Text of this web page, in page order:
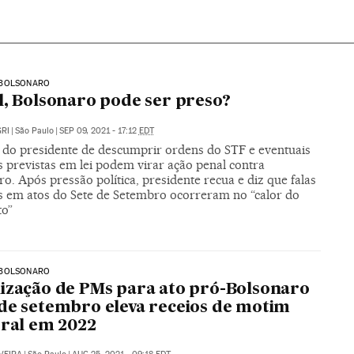
Bolsonaro pode ser preso?
São Paulo SEP 09, 2021 - 17:12 EDT
presidente de descumprir ordens do STF e eventuais
previstas em lei podem virar ação penal contra
Após pressão política, presidente recua e diz que falas
em atos do Sete de Setembro ocorreram no “calor do
de PMs para ato pró-Bolsonaro
setembro eleva receios de motim
em 2022